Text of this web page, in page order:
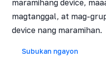
maramihang device,
magtanggal, at mag-
device nang maramihan.
Subukan ngayon